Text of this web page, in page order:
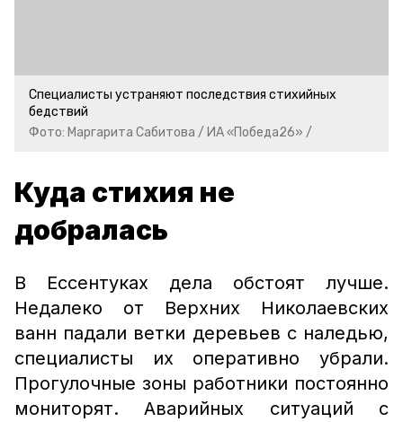
Специалисты устраняют последствия стихийных
бедствий
Фото: Маргарита Сабитова / ИА «Победа26» /
Куда стихия не
добралась
В Ессентуках дела обстоят лучше.
Недалеко от Верхних Николаевских
ванн падали ветки деревьев с наледью,
специалисты их оперативно убрали.
Прогулочные зоны работники постоянно
мониторят. Аварийных ситуаций с